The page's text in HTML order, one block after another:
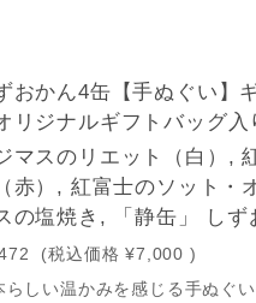
おかん4缶【手ぬぐい】
リジナルギフトバッグ入
マスのリエット（白）,
赤）, 紅富士のソット・
の塩焼き, 「静缶」 しず
(税込価格 ¥7,000 )
らしい温かみを感じる手ぬぐ